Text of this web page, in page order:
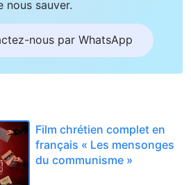
nous sauver.
nous par WhatsApp
Film chrétien complet en
français « Les mensonges
du communisme »